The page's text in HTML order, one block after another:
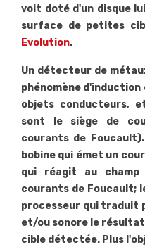
voit doté d'un disque
surface de petites
Evolution.
Un détecteur de
phénomène
objets conducteurs,
sont le siège de
courants de
bobine qui émet un
qui réagit au champ
courants de Foucault;
processeur qui traduit
et/ou sonore le
cible détectée. Plus